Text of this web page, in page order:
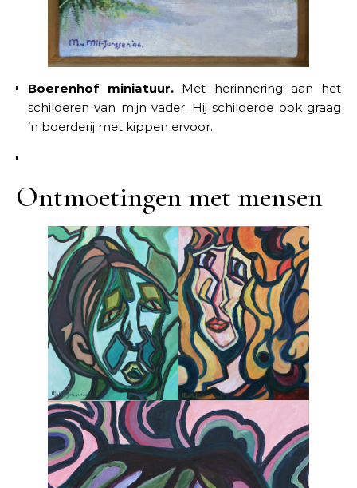
Boerenhof miniatuur. Met herinnering aan het
schilderen van mijn vader. Hij schilderde ook graag
’n boerderij met kippen ervoor.
Ontmoetingen met mensen